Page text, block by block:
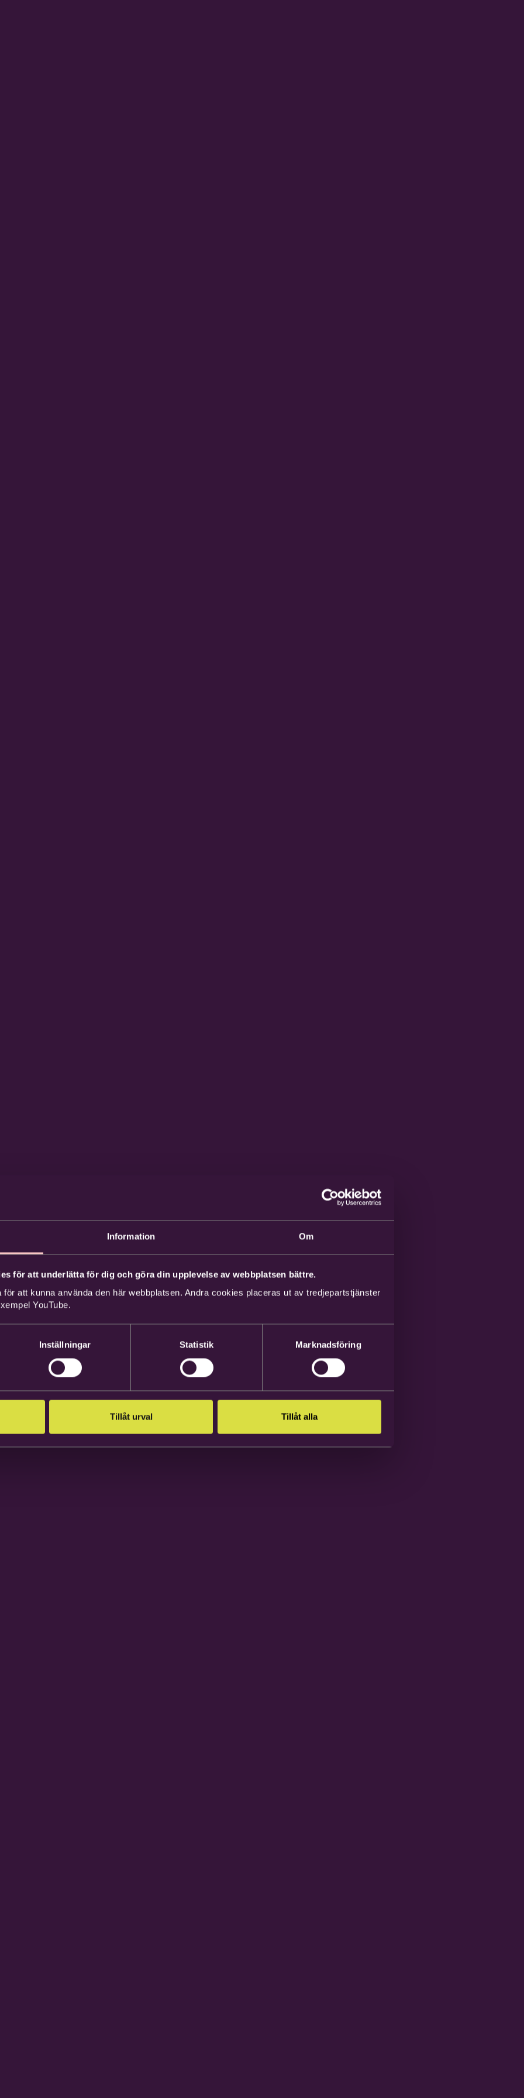
Information Om
för att underlätta för dig och göra din upplevelse av webbplatsen bättre.
för att kunna använda den här webbplatsen. Andra cookies placeras ut av tredjepartstjänster
YouTube.
Inställningar Statistik Marknadsföring
Tillåt urval Tillåt alla